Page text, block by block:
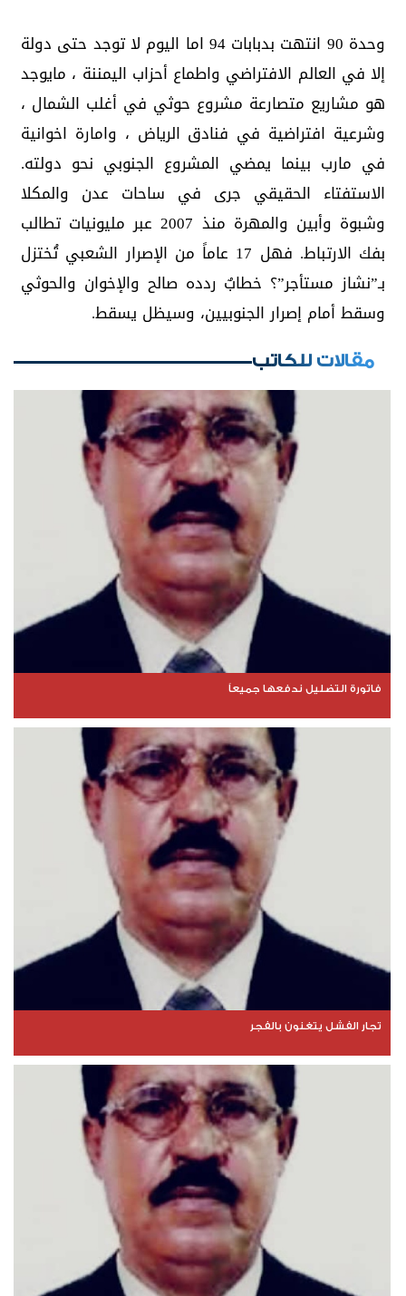
وحدة 90 انتهت بدبابات 94 اما اليوم لا توجد حتى دولة
إلا في العالم الافتراضي واطماع أحزاب اليمننة ، مايوجد
هو مشاريع متصارعة مشروع حوثي في أغلب الشمال ،
وشرعية افتراضية في فنادق الرياض ، وامارة اخوانية
في مارب بينما يمضي المشروع الجنوبي نحو دولته.
الاستفتاء الحقيقي جرى في ساحات عدن والمكلا
وشبوة وأبين والمهرة منذ 2007 عبر مليونيات تطالب
بفك الارتباط. فهل 17 عاماً من الإصرار الشعبي تُختزل
بـ”نشاز مستأجر”؟ خطابٌ ردده صالح والإخوان والحوثي
وسقط أمام إصرار الجنوبيين، وسيظل يسقط.
مقالات للكاتب
فاتورة التضليل ندفعها جميعاً
تجار الفشل يتغنون بالفجر